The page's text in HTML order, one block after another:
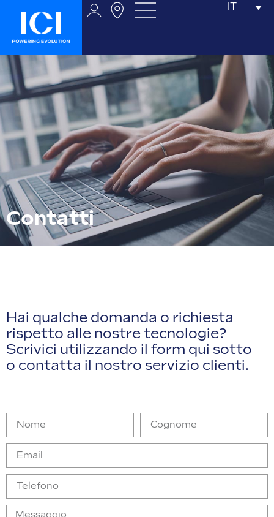
IT
Contatti
Hai qualche domanda o richiesta
rispetto alle nostre tecnologie?
Scrivici utilizzando il form qui sotto
o contatta il nostro servizio clienti.